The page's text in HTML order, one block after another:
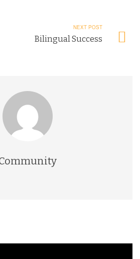
NEXT POST
Bilingual Success